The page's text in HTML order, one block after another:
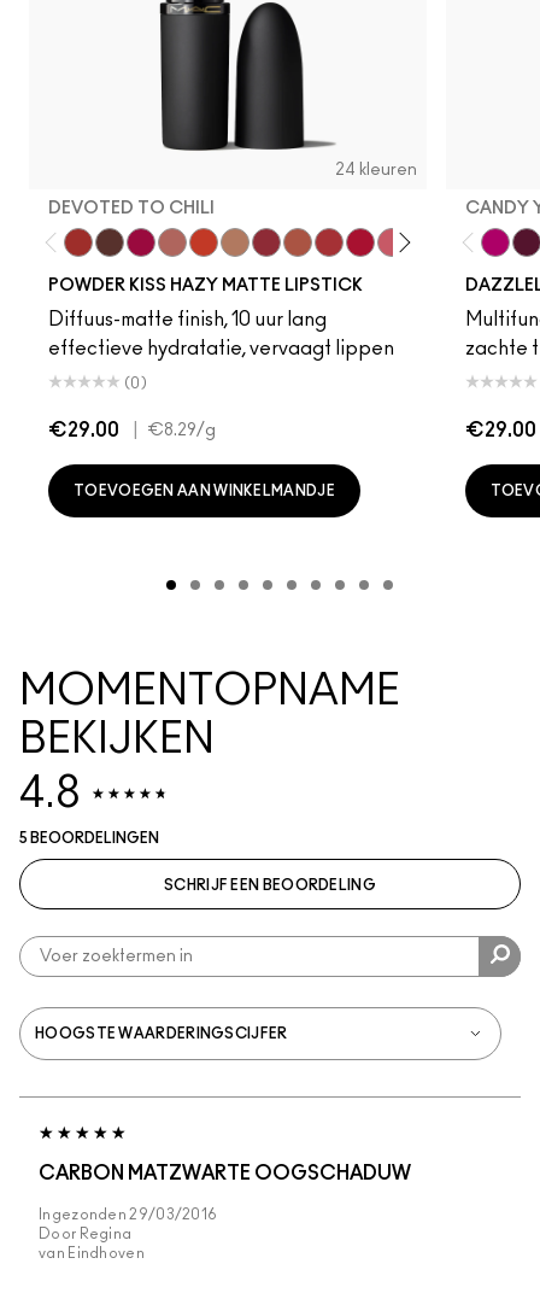
24 kleuren
DEVOTED TO CHILI
POWDER KISS HAZY MATTE LIPSTICK
Diffuus-matte finish, 10 uur lang
effectieve hydratatie, vervaagt lippen
(0)
€29.00 €8.29/g
TOEVOEGEN AAN WINKELMANDJE
CANDY
zachte
€29.00
MOMENTOPNAME
BEKIJKEN
4.8
5 BEOORDELINGEN
SCHRIJF EEN BEOORDELING
CARBON MATZWARTE OOGSCHADUW
Ingezonden 29/03/2016
Door Regina
van Eindhoven